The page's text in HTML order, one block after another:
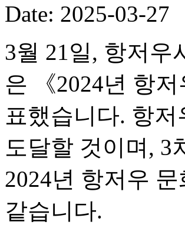
Date: 2025-03-27
3월 21일, 항저우
은 《2024년 항
표했습니다. 항저
도달할 것이며, 3
2024년 항저우
같습니다.